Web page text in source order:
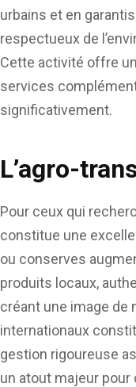
urbains et en
respectueux de
Cette activité offre
services
significativement.
L’agro-
Pour ceux qui
constitue une
ou conserves
produits locaux,
créant une image de
internationaux
gestion rigoureuse
un atout majeur